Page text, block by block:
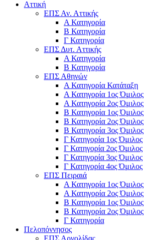
Αττική
ΕΠΣ Αν. Αττικής
Α Κατηγορία
Β Κατηγορία
Γ Κατηγορία
ΕΠΣ Δυτ. Αττικής
Α Κατηγορία
Β Κατηγορία
ΕΠΣ Αθηνών
Α Κατηγορία Κατάταξη
Α Κατηγορία 1ος Όμιλος
Α Κατηγορία 2ος Όμιλος
Β Κατηγορία 1ος Όμιλος
Β Κατηγορία 2ος Όμιλος
Β Κατηγορία 3ος Όμιλος
Γ Κατηγορία 1ος Όμιλος
Γ Κατηγορία 2ος Όμιλος
Γ Κατηγορία 3ος Όμιλος
Γ Κατηγορία 4ος Όμιλος
ΕΠΣ Πειραιά
Α Κατηγορία 1ος Όμιλος
Α Κατηγορία 2ος Όμιλος
Β Κατηγορία 1ος Όμιλος
Β Κατηγορία 2ος Όμιλος
Γ Κατηγορία
Πελοπόννησος
ΕΠΣ Αργολίδας